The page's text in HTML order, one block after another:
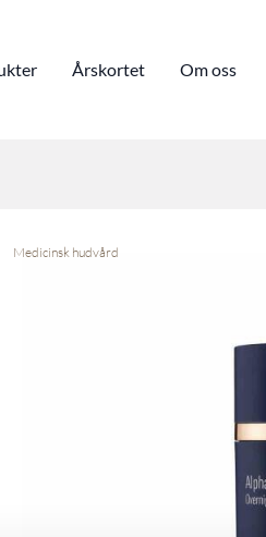
Årskortet Om oss
Medicinsk hudvård